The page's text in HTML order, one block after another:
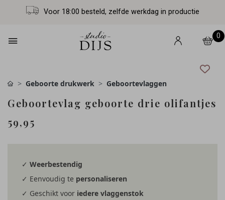
Voor 18:00 besteld, zelfde werkdag in productie
0
Geboorte drukwerk Geboortevlaggen
Geboortevlag geboorte drie olifantjes
59,95
✓ Weerbestendig
✓ Eenvoudig te personaliseren
✓ Geschikt voor iedere vlaggenstok